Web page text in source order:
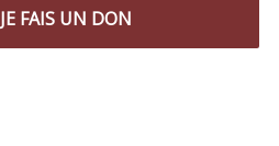
JE FAIS UN DON